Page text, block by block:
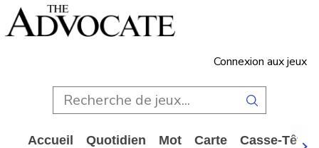
Connexion aux jeux
Accueil Quotidien Mot Carte Casse-Tête